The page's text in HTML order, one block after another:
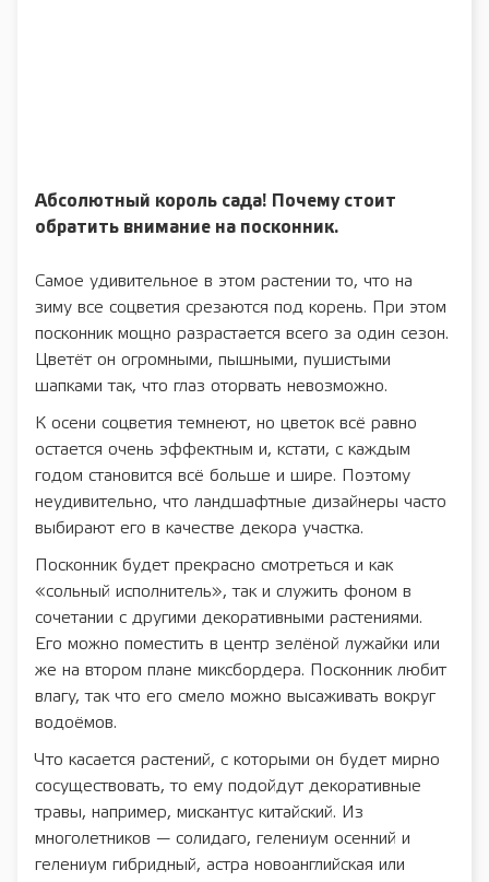
Абсолютный король сада! Почему стоит
обратить внимание на посконник.
Самое удивительное в этом растении то, что на
зиму все соцветия срезаются под корень. При этом
посконник мощно разрастается всего за один сезон.
Цветёт он огромными, пышными, пушистыми
шапками так, что глаз оторвать невозможно.
К осени соцветия темнеют, но цветок всё равно
остается очень эффектным и, кстати, с каждым
годом становится всё больше и шире. Поэтому
неудивительно, что ландшафтные дизайнеры часто
выбирают его в качестве декора участка.
Посконник будет прекрасно смотреться и как
«сольный исполнитель», так и служить фоном в
сочетании с другими декоративными растениями.
Его можно поместить в центр зелёной лужайки или
же на втором плане миксбордера. Посконник любит
влагу, так что его смело можно высаживать вокруг
водоёмов.
Что касается растений, с которыми он будет мирно
сосуществовать, то ему подойдут декоративные
травы, например, мискантус китайский. Из
многолетников — солидаго, гелениум осенний и
гелениум гибридный, астра новоанглийская или